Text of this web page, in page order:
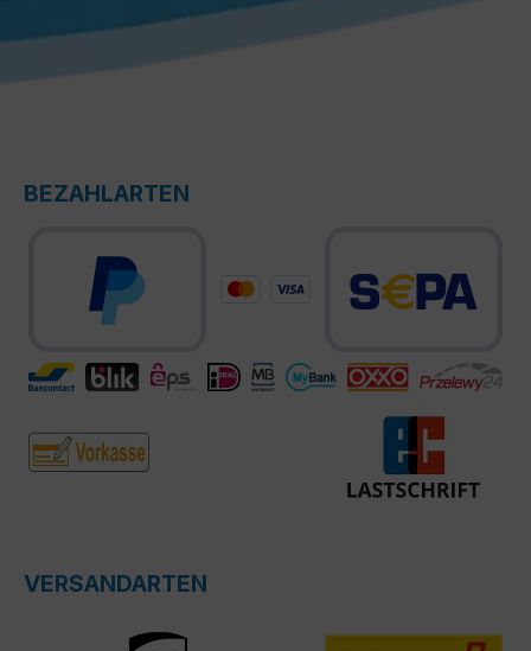
BEZAHLARTEN
VERSANDARTEN